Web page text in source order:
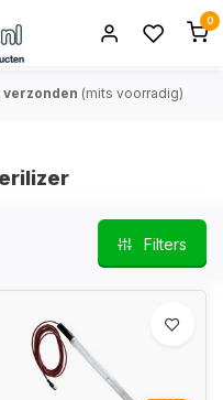
0
(mits voorradig)
Filters